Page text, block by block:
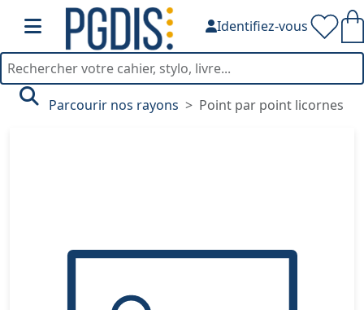
Identifiez-vous
Parcourir nos rayons Point par point licornes